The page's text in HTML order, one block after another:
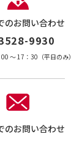
のお問い合わせ
9930
〜 17：30（平日のみ）
のお問い合わせ